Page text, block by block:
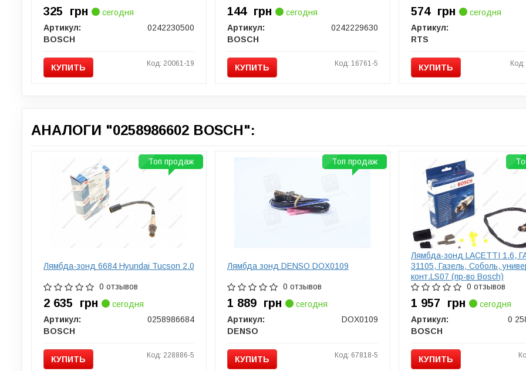
325 грн
сегодня
Артикул:
0242230500
BOSCH
КУПИТЬ Код: 20061-19
144 грн
сегодня
Артикул:
0242229630
BOSCH
КУПИТЬ Код: 16761-5
574 грн
сегодня
Артикул:
RTS
КУПИТЬ
АНАЛОГИ "0258986602 BOSCH":
Лямбда-зонд 6684 Hyundai Tucson 2.0
0 отзывов
2 635 грн
сегодня
Артикул:
0258986684
BOSCH
КУПИТЬ Код: 228886-5
Топ продаж
Лямбда зонд DENSO DOX0109
0 отзывов
1 889 грн
сегодня
Артикул:
DOX0109
DENSO
КУПИТЬ Код: 67818-5
Топ продаж
Лямбда-зонд LACETTI 1.6,
31105, Газель, Соболь,
конт.LS07 (пр-во Bosch)
0 отзывов
1 957 грн
сегодня
Артикул:
0
BOSCH
КУПИТЬ